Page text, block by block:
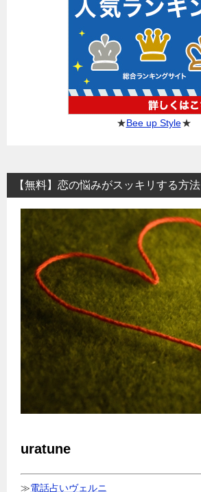
★Bee up Style★
【無料】恋の悩みがスッキリする方法
uratune
≫電話占いヴェルニ